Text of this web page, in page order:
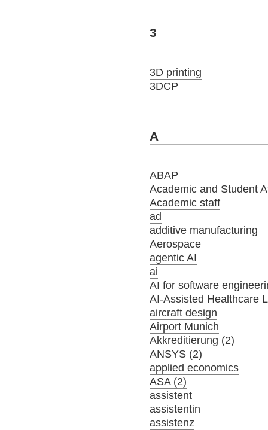
3
3D printing
3DCP
A
ABAP
Academic and Student
Academic staff
ad
additive manufacturing
Aerospace
agentic AI
ai
AI for software
AI-Assisted Healthcare
aircraft design
Airport Munich
Akkreditierung (2)
ANSYS (2)
applied economics
ASA (2)
assistent
assistentin
assistenz